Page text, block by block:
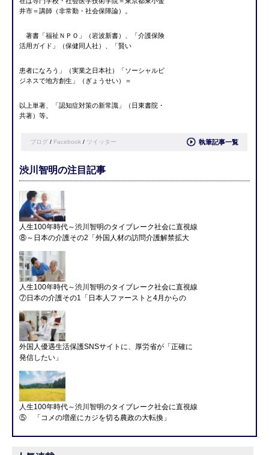
井市＝講師（非常勤・社会保障論）。
著書「福祉ＮＰＯ」（岩波新書）、「介護保険
活用ガイド」（保健同人社）、「賢い
患者になろう」（実業之日本社）「ソーシャルビ
ジネスで地方創生」（ぎょうせい）＝
以上単著、「認知症対策の新常識」（日東書院・
共著）等。
ブログ / Facebook / ツイッター 執筆記事一覧
渋川智明の注目記事
人生100年時代～渋川智明のタイブレーク社会に直視線
⑧～日本の介護その2「外国人材の訪問介護解禁拡大
人生100年時代～渋川智明のタイブレーク社会に直視線
⑦日本の介護その1「日本人ファーストと4月からの
外国人優遇生活保護SNSサイトに、厚労省が「正確に
発信したい」
人生100年時代～渋川智明のタイブレーク社会に直視線
⑤ 「コメの増産にカジを切る農政の大転換」